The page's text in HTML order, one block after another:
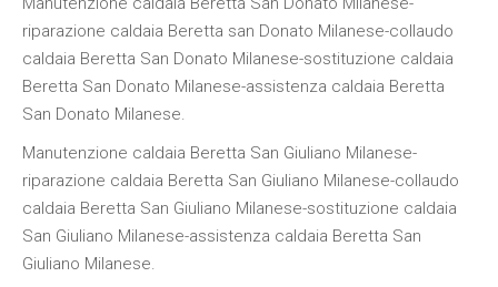
riparazione caldaia Beretta san Donato Milanese-collaudo
caldaia Beretta San Donato Milanese-sostituzione caldaia
Beretta San Donato Milanese-assistenza caldaia Beretta
San Donato Milanese.
Manutenzione caldaia Beretta San Giuliano Milanese-
riparazione caldaia Beretta San Giuliano Milanese-collaudo
caldaia Beretta San Giuliano Milanese-sostituzione caldaia
San Giuliano Milanese-assistenza caldaia Beretta San
Giuliano Milanese.